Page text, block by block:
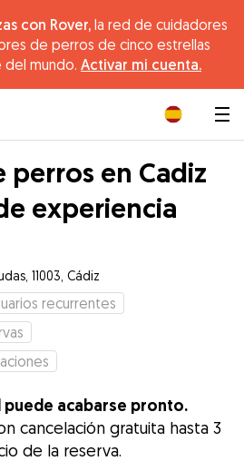
con Rover, la red de cuidadores
de perros de cinco estrellas
del mundo. Activar mi cuenta.
perros en Cadiz
experiencia
11003, Cádiz
recurrentes
puede acabarse pronto.
cancelación gratuita hasta 3
de la reserva.